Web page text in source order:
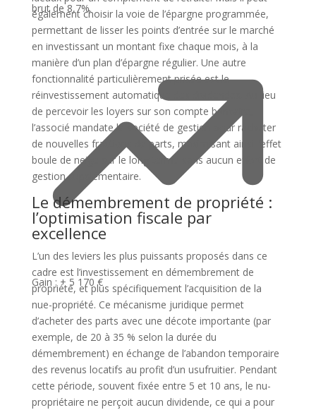
brut de 8,7%.
Gain : + 5 170 €
également choisir la voie de l’épargne programmée,
permettant de lisser les points d’entrée sur le marché
en investissant un montant fixe chaque mois, à la
manière d’un plan d’épargne régulier. Une autre
fonctionnalité particulièrement prisée est le
réinvestissement automatique des dividendes. Au lieu
de percevoir les loyers sur son compte bancaire,
l’associé mandate la société de gestion pour racheter
de nouvelles fractions de parts, maximisant ainsi l’effet
boule de neige sur le long terme sans aucun effort de
gestion supplémentaire.
Le démembrement de propriété :
l’optimisation fiscale par
excellence
L’un des leviers les plus puissants proposés dans ce
cadre est l’investissement en démembrement de
propriété, et plus spécifiquement l’acquisition de la
nue-propriété. Ce mécanisme juridique permet
d’acheter des parts avec une décote importante (par
exemple, de 20 à 35 % selon la durée du
démembrement) en échange de l’abandon temporaire
des revenus locatifs au profit d’un usufruitier. Pendant
cette période, souvent fixée entre 5 et 10 ans, le nu-
propriétaire ne perçoit aucun dividende, ce qui a pour